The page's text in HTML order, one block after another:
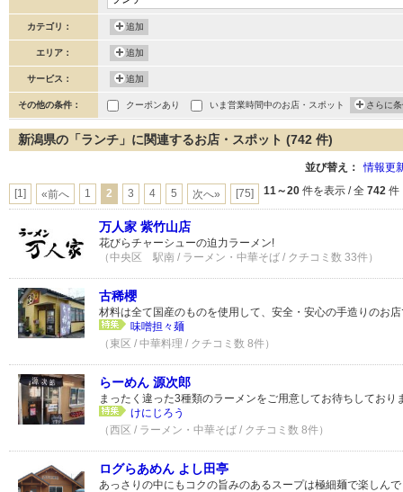
カテゴリ： 追加
エリア： 追加
サービス： 追加
その他の条件： クーポンあり いま営業時間中のお店・スポット さらに
新潟県の「ランチ」に関連するお店・スポット (742 件)
並び替え： 情報更
[1] «前へ 1 2 3 4 5 次へ» [75] 11～20 件を表示 / 全 742 件
万人家 紫竹山店
花びらチャーシューの迫力ラーメン!
（中央区 駅南 / ラーメン・中華そば / クチコミ数 33件）
古稀櫻
材料は全て国産のものを使用して、安全・安心の手造りのお
味噌担々麺
（東区 / 中華料理 / クチコミ数 8件）
らーめん 源次郎
まったく違った3種類のラーメンをご用意してお待ちしており
けにじろう
（西区 / ラーメン・中華そば / クチコミ数 8件）
ログらあめん よし田亭
あっさりの中にもコクの旨みのあるスープは極細麺で楽しん